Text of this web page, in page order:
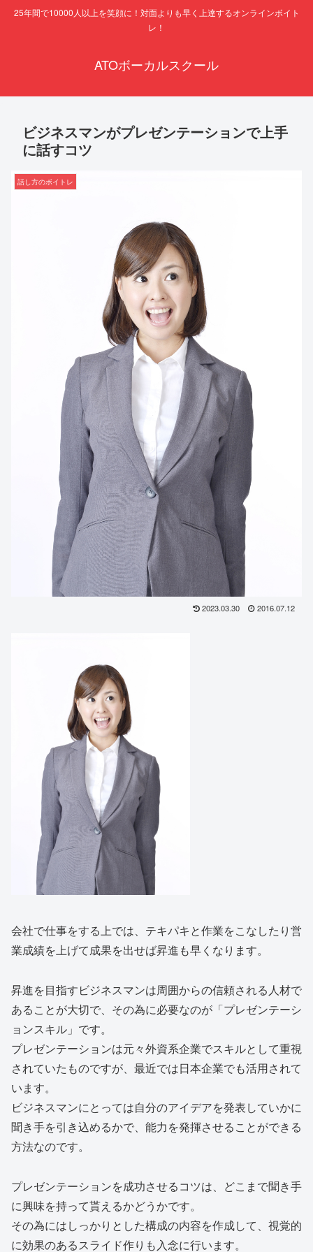
25年間で10000人以上を笑顔に！対面よりも早く上達するオンラインボイト
レ！
ATOボーカルスクール
ビジネスマンがプレゼンテーションで上手
に話すコツ
話し方のボイトレ
2023.03.30 2016.07.12
会社で仕事をする上では、テキパキと作業をこなしたり営
業成績を上げて成果を出せば昇進も早くなります。
昇進を目指すビジネスマンは周囲からの信頼される人材で
あることが大切で、その為に必要なのが「プレゼンテーシ
ョンスキル」です。
プレゼンテーションは元々外資系企業でスキルとして重視
されていたものですが、最近では日本企業でも活用されて
います。
ビジネスマンにとっては自分のアイデアを発表していかに
聞き手を引き込めるかで、能力を発揮させることができる
方法なのです。
プレゼンテーションを成功させるコツは、どこまで聞き手
に興味を持って貰えるかどうかです。
その為にはしっかりとした構成の内容を作成して、視覚的
に効果のあるスライド作りも入念に行います。